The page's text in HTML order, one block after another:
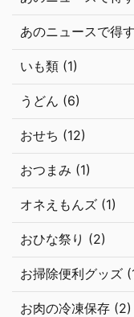
あのニュースで得
いも類 (1)
うどん (6)
おせち (12)
おつまみ (1)
オネえもんズ (1)
おひな祭り (2)
お掃除便利グッズ
お肉の冷凍保存 (2)